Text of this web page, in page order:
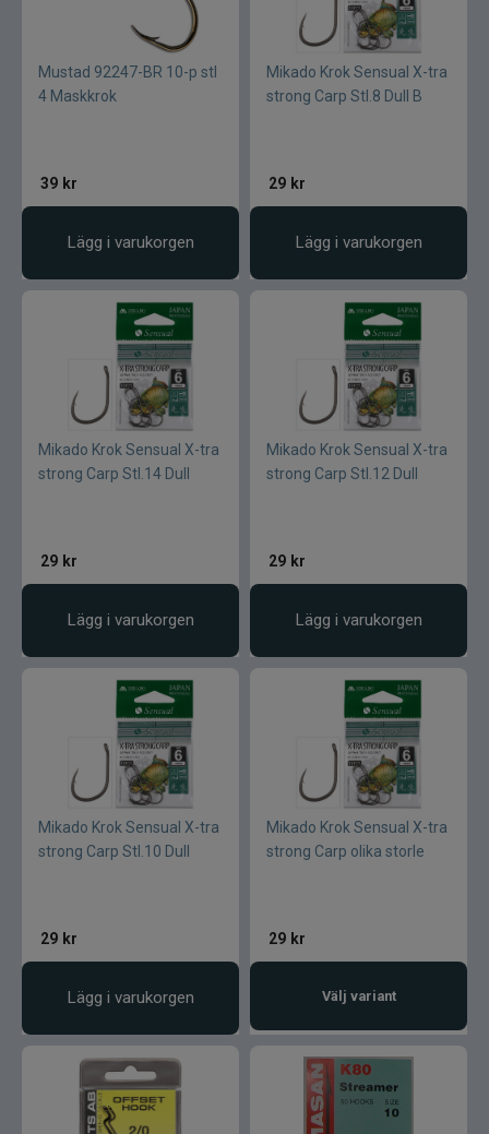
Mustad 92247-BR 10-p stl
4 Maskkrok
39 kr
Lägg i varukorgen
Mikado Krok Sensual X-tra
strong Carp Stl.8 Dull B
29 kr
Lägg i varukorgen
Mikado Krok Sensual X-tra
strong Carp Stl.14 Dull
29 kr
Lägg i varukorgen
Mikado Krok Sensual X-tra
strong Carp Stl.12 Dull
29 kr
Lägg i varukorgen
Mikado Krok Sensual X-tra
strong Carp Stl.10 Dull
29 kr
Lägg i varukorgen
Mikado Krok Sensual X-tra
strong Carp olika storle
29 kr
Välj variant